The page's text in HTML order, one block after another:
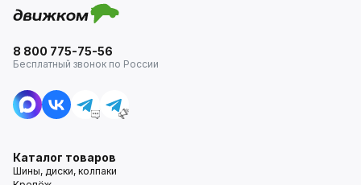
8 800 775-75-56
Бесплатный звонок по России
Каталог товаров
Шины, диски, колпаки